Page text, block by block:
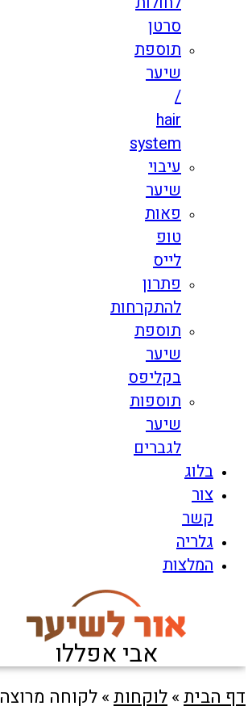
סרטן
תוספת
שיער
/
hair
system
עיבוי
שיער
פאות
טופ
לייס
פתרון
להתקרחות
תוספת
שיער
בקליפס
תוספות
שיער
לגברים
בלוג
צור
קשר
גלריה
המלצות
אבי אפללו
דף הבית»לוקחות»לקוחה מרוצה